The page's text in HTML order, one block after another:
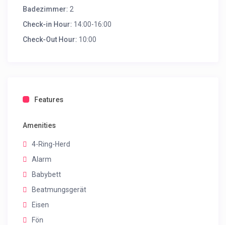
Badezimmer: 2
Check-in Hour: 14:00-16:00
Check-Out Hour: 10:00
Features
Amenities
4-Ring-Herd
Alarm
Babybett
Beatmungsgerät
Eisen
Fön